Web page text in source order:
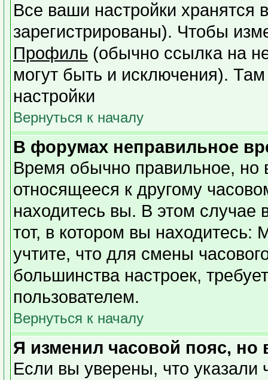
Все ваши настройки хранятся
зарегистрированы). Чтобы
Профиль (обычно ссылка на
могут быть и исключения).
настройки
Вернуться к началу
В форумах неправильное
Время обычно правильное, но
относящееся к другому
находитесь вы. В этом случае
тот, в котором вы находитесь:
учтите, что для смены
большинства настроек,
пользователем.
Вернуться к началу
Я изменил часовой пояс, но
Если вы уверены, что указали